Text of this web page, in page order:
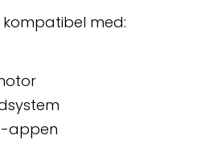
kompatibel med:
appen